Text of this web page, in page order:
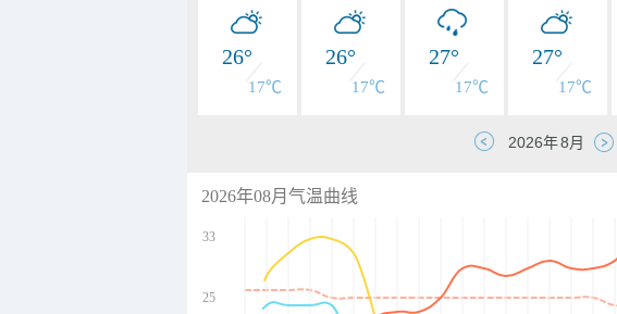
26°
17℃
26°
17℃
27°
17℃
27°
17℃
2026年08月气温曲线
33
25